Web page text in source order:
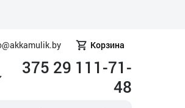
Корзина
375 29 111-71-
48